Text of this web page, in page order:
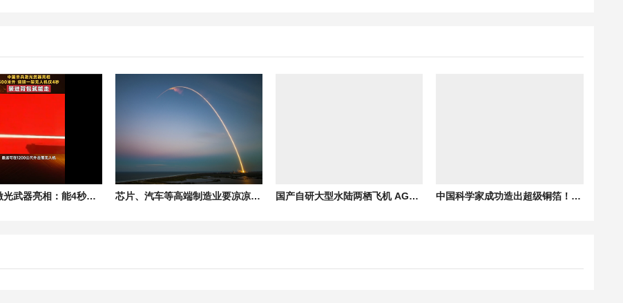
我国单兵激光武器亮相：能4秒内自主识别、跟踪、锁定、烧毁无人机 芯片、汽车等高端制造业要凉凉！全球最大钨生产国中国对日本钨出口量已降至零 国产自研大型水陆两栖飞机 AG600鲲龙批产第四架机生产试飞成功 中国科学家成功造出超级铜箔！将减少手机充电发热